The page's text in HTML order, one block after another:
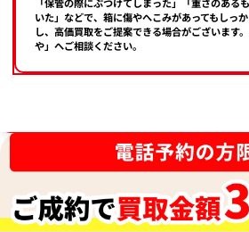
「保管の際にぶつけてしまった」「重さのある
いた」などで、箱に傷やへこみがあってもしっ
し、高価買取をご提案できる場合がございます
や」へご相談ください。